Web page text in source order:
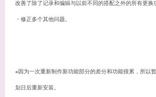
改善了除了记录和编辑与以前不同的搭配之外的所有更换
・修正多个其他问题。
※因为一次重新制作新功能部分的差分和功能很累，所以
划日后重新安装。